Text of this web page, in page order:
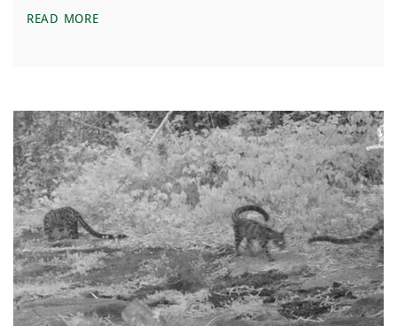
READ MOREสถานภาพเสือขนาดเล็กและขนาดกลางในประเทศไทย